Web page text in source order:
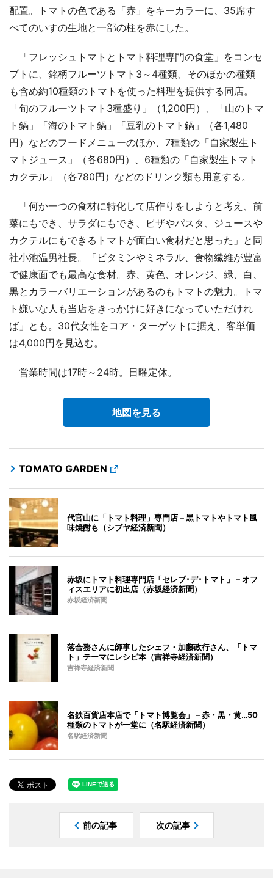
配置。トマトの色である「赤」をキーカラーに、35席す
べてのいすの生地と一部の柱を赤にした。
「フレッシュトマトとトマト料理専門の食堂」をコンセ
プトに、銘柄フルーツトマト3～4種類、そのほかの種類
も含め約10種類のトマトを使った料理を提供する同店。
「旬のフルーツトマト3種盛り」（1,200円）、「山のトマ
ト鍋」「海のトマト鍋」「豆乳のトマト鍋」（各1,480
円）などのフードメニューのほか、7種類の「自家製生ト
マトジュース」（各680円）、6種類の「自家製生トマト
カクテル」（各780円）などのドリンク類も用意する。
「何か一つの食材に特化して店作りをしようと考え、前
菜にもでき、サラダにもでき、ピザやパスタ、ジュースや
カクテルにもできるトマトが面白い食材だと思った」と同
社小池温男社長。「ビタミンやミネラル、食物繊維が豊富
で健康面でも最高な食材。赤、黄色、オレンジ、緑、白、
黒とカラーバリエーションがあるのもトマトの魅力。トマ
ト嫌いな人も当店をきっかけに好きになっていただけれ
ば」とも。30代女性をコア・ターゲットに据え、客単価
は4,000円を見込む。
営業時間は17時～24時。日曜定休。
地図を見る
TOMATO GARDEN
代官山に「トマト料理」専門店－黒トマトやトマト風
味焼酎も（シブヤ経済新聞）
赤坂にトマト料理専門店「セレブ･デ･トマト」－オフ
ィスエリアに初出店（赤坂経済新聞）
赤坂経済新聞
落合務さんに師事したシェフ・加藤政行さん、「トマ
ト」テーマにレシピ本（吉祥寺経済新聞）
吉祥寺経済新聞
名鉄百貨店本店で「トマト博覧会」－赤・黒・黄…50
種類のトマトが一堂に（名駅経済新聞）
名駅経済新聞
前の記事 次の記事